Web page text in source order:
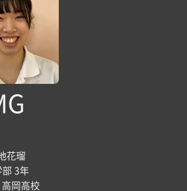
花瑠
部 3年
岡高校